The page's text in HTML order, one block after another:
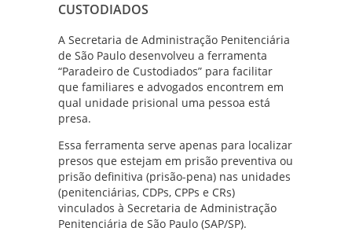
CUSTODIADOS
A Secretaria de Administração Penitenciária
de São Paulo desenvolveu a ferramenta
“Paradeiro de Custodiados” para facilitar
que familiares e advogados encontrem em
qual unidade prisional uma pessoa está
presa.
Essa ferramenta serve apenas para localizar
presos que estejam em prisão preventiva ou
prisão definitiva (prisão-pena) nas unidades
(penitenciárias, CDPs, CPPs e CRs)
vinculados à Secretaria de Administração
Penitenciária de São Paulo (SAP/SP).